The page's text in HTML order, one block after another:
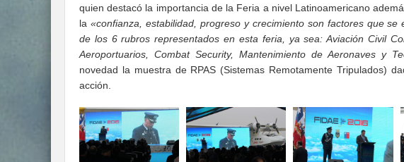
quien destacó la importancia de la Feria a nivel Latinoamericano
la «confianza, estabilidad, progreso y crecimiento son factores que
de los 6 rubros representados en esta feria, ya sea: Aviación Civil
Aeroportuarios, Combat Security, Mantenimiento de Aeronaves y
novedad la muestra de RPAS (Sistemas Remotamente Tripulados)
acción.